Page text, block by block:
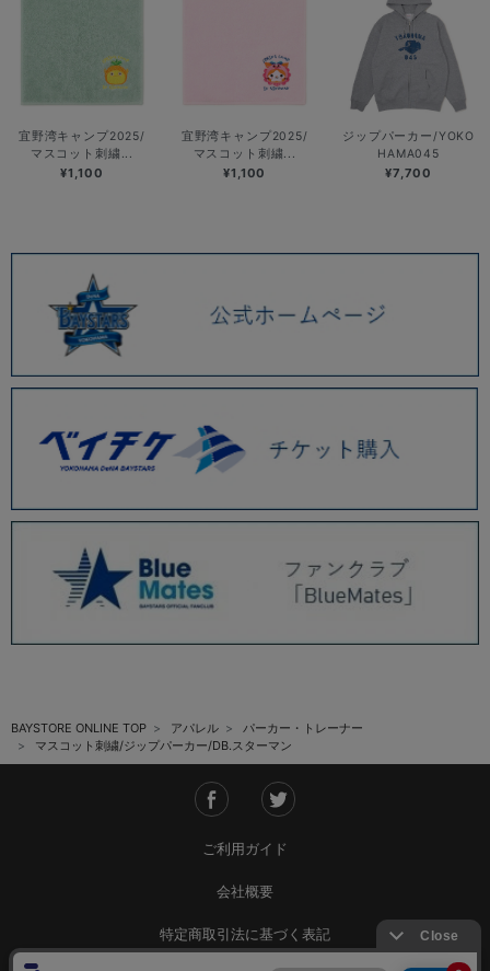
宜野湾キャンプ2025/
マスコット刺繍...
¥1,100
宜野湾キャンプ2025/
マスコット刺繍...
¥1,100
ジップパーカー/YOKO
HAMA045
¥7,700
BAYSTORE ONLINE TOP アパレル
パーカー・トレーナー
マスコット刺繍/ジップパーカー/DB.スターマン
ご利用ガイド
会社概要
特定商取引法に基づく表記